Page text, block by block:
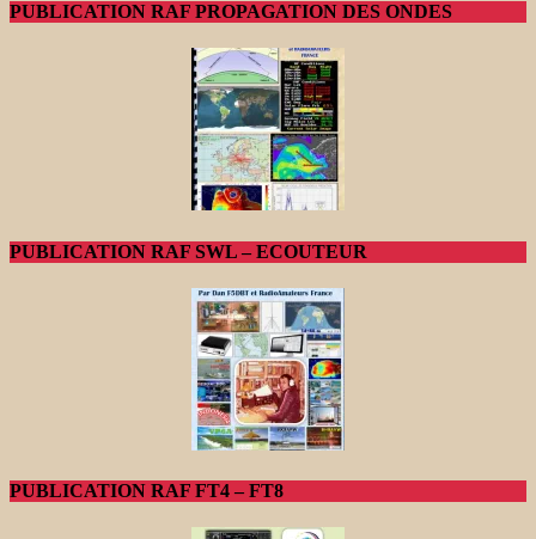
PUBLICATION RAF PROPAGATION DES ONDES
PUBLICATION RAF SWL – ECOUTEUR
PUBLICATION RAF FT4 – FT8